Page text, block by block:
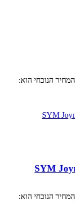
המחיר הנוכחי הוא:
המחיר הנוכחי הוא: